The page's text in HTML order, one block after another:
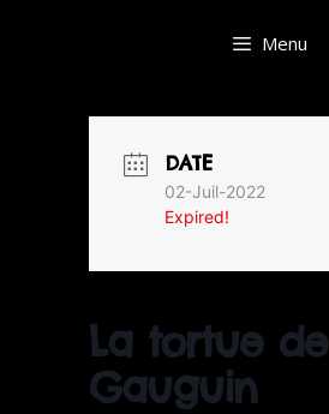
Menu
DATE
02-Juil-2022
Expired!
La tortue de
Gauguin